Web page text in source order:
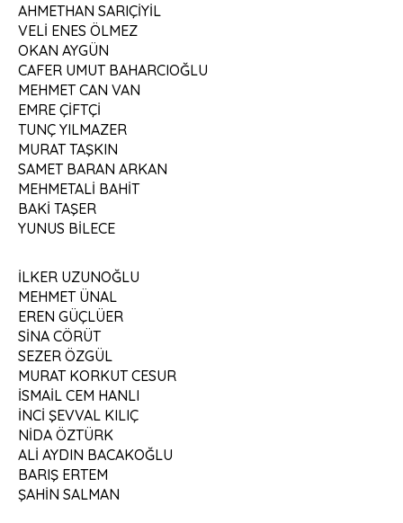
AHMETHAN SARIÇİYİL
VELİ ENES ÖLMEZ
OKAN AYGÜN
CAFER UMUT BAHARCIOĞLU
MEHMET CAN VAN
EMRE ÇİFTÇİ
TUNÇ YILMAZER
MURAT TAŞKIN
SAMET BARAN ARKAN
MEHMETALİ BAHİT
BAKİ TAŞER
YUNUS BİLECE
İLKER UZUNOĞLU
MEHMET ÜNAL
EREN GÜÇLÜER
SİNA CÖRÜT
SEZER ÖZGÜL
MURAT KORKUT CESUR
İSMAİL CEM HANLI
İNCİ ŞEVVAL KILIÇ
NİDA ÖZTÜRK
ALİ AYDIN BACAKOĞLU
BARIŞ ERTEM
ŞAHİN SALMAN